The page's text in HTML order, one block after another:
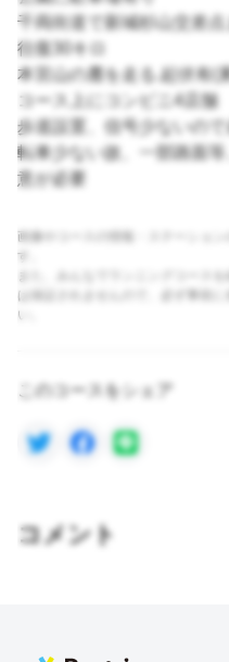
千両街道で新城杉山交差点
往復30キロ
本宮山の麓を走る.起伏有(
コース上にコンビニ4店舗
歩道設置、信号少ないの
転車少ない故、一部路面
意が必要
画像やコースの情報・ステーショ
す。
また、みんなでランニングコース
は保証されませんので、必ず事前
い。
このコースをシェア
コメント